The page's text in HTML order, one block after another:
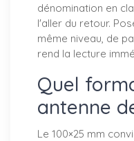
dénomination en
l'aller du retour.
même niveau, de
rend la lecture
Quel
antenne
Le 100×25 mm